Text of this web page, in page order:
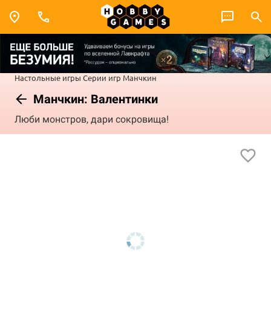
Настольные игры Серии игр Манчкин
Манчкин: Валентинки
Люби монстров, дари сокровища!